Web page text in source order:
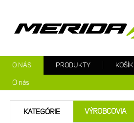
KATEGÓRIE VÝROBCOVIA
O NÁS
O nás
PRODUKTY KOŠÍK